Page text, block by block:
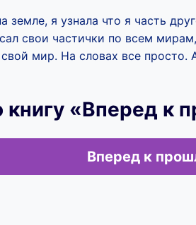
я узнала что я часть
свои частички по всем
мир. На словах все просто.
книгу «Вперед к
Вперед к